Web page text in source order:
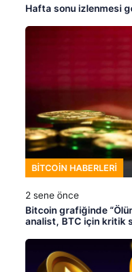
Hafta sonu izlenmesi
BITCOIN HABERLERI
2 sene önce
Bitcoin grafiğinde
analist, BTC için kritik